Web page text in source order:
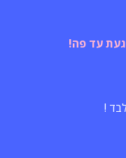
עד פה!